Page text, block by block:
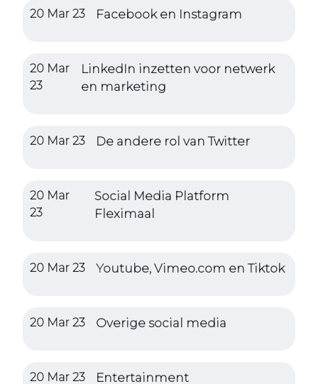
20 Mar 23 Facebook en Instagram
20 Mar
23
LinkedIn inzetten voor netwerk
en marketing
20 Mar 23 De andere rol van Twitter
20 Mar
23
Social Media Platform
Fleximaal
20 Mar 23 Youtube, Vimeo.com en Tiktok
20 Mar 23 Overige social media
20 Mar 23 Entertainment